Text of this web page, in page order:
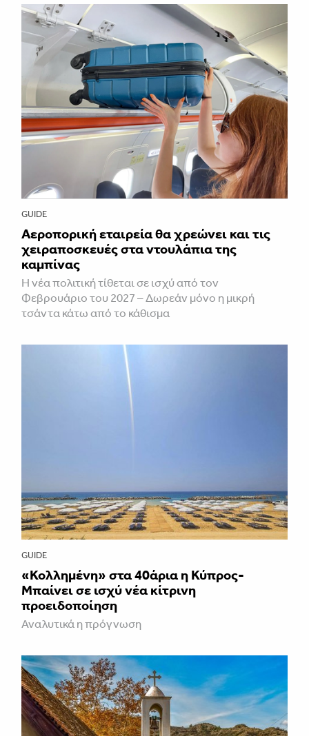
GUIDE
Αεροπορική εταιρεία θα χρεώνει και τις
χειραποσκευές στα ντουλάπια της
καμπίνας
Η νέα πολιτική τίθεται σε ισχύ από τον
Φεβρουάριο του 2027 – Δωρεάν μόνο η μικρή
τσάντα κάτω από το κάθισμα
GUIDE
«Κολλημένη» στα 40άρια η Κύπρος-
Μπαίνει σε ισχύ νέα κίτρινη
προειδοποίηση
Αναλυτικά η πρόγνωση